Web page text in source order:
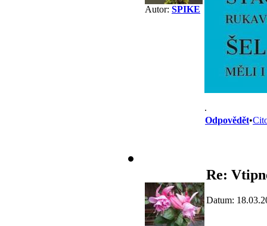
Autor: SPIKE
.
Odpovědět•
Re:
Datum: